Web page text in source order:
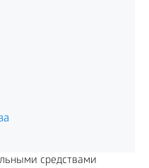
средствами